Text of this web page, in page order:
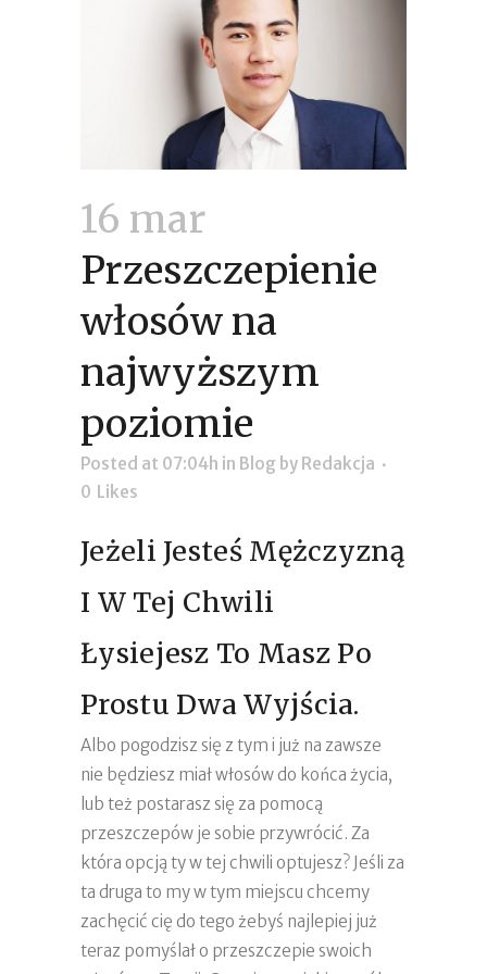
16 mar
Przeszczepienie
włosów na
najwyższym
poziomie
Posted at 07:04h in Blog by Redakcja
0 Likes
Jeżeli Jesteś Mężczyzną
I W Tej Chwili
Łysiejesz To Masz Po
Prostu Dwa Wyjścia.
Albo pogodzisz się z tym i już na zawsze
nie będziesz miał włosów do końca życia,
lub też postarasz się za pomocą
przeszczepów je sobie przywrócić. Za
która opcją ty w tej chwili optujesz? Jeśli za
ta druga to my w tym miejscu chcemy
zachęcić cię do tego żebyś najlepiej już
teraz pomyślał o przeszczepie swoich